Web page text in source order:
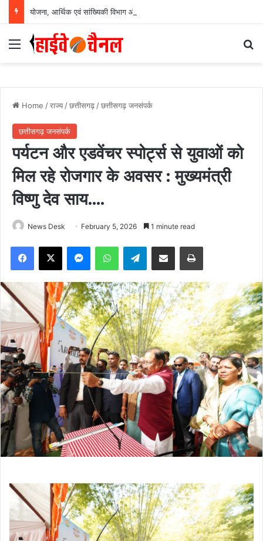
Menu
Home /राज्य /छत्तीसगढ़ /छत्तीसगढ़ जनसंपर्क
छत्तीसगढ़ जनसंपर्क
पर्यटन और एडवेंचर स्पोर्ट्स से युवाओं को
मिल रहे रोजगार के अवसर : मुख्यमंत्री
विष्णु देव साय….
News Desk February 5, 2026 1 minute read
Facebook
X MessengerWhatsAppTelegramShare via Email Print